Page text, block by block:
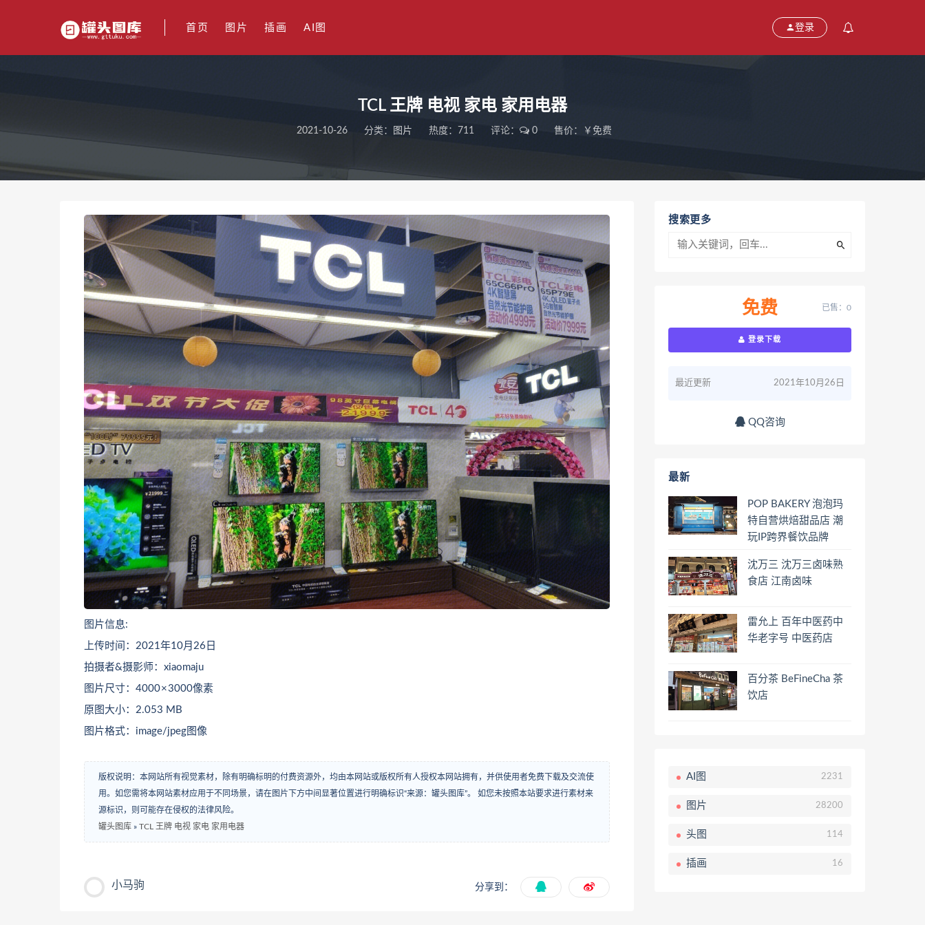
首页 图片 插画 AI图 登录
TCL 王牌 电视 家电 家用电器
2021-10-26 分类： 图片 热度：711 评论： 0 售价：￥免费
图片信息:
上传时间：2021年10月26日
拍摄者&摄影师：xiaomaju
图片尺寸：4000 × 3000像素
原图大小：2.053 MB
图片格式：image/jpeg图像
版权说明：本网站所有视觉素材，除有明确标明的付费资源外，均由本网站或版权所有人授权本网站拥有，并供使用者免费下载及交流使
用。如您需将本网站素材应用于不同场景，请在图片下方中间显著位置进行明确标识“来源：罐头图库”。 如您未按照本站要求进行素材来
源标识，则可能存在侵权的法律风险。
罐头图库 » TCL 王牌 电视 家电 家用电器
小马驹 分享到：
搜索更多
免费 已售：0
登录下载
最近更新 2021年10月26日
QQ咨询
最新
POP BAKERY 泡泡玛
特自营烘焙甜品店 潮
玩IP跨界餐饮品牌
沈万三 沈万三卤味熟
食店 江南卤味
雷允上 百年中医药中
华老字号 中医药店
百分茶 BeFineCha 茶
饮店
AI图 2231
图片 28200
头图 114
插画 16